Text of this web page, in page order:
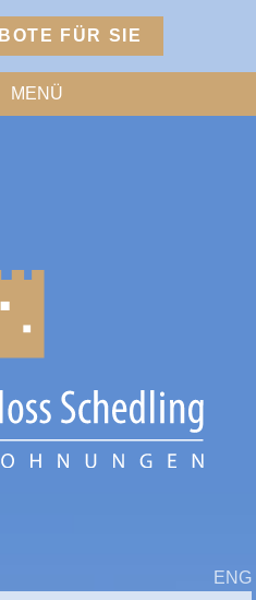
FÜR SIE
MENÜ
ENG